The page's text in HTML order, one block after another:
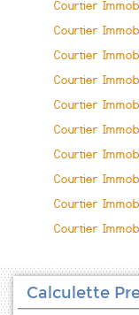
Courtier
Courtier
Courtier
Courtier
Courtier
Courtier
Courtier
Courtier
Courtier
Courtier
Calculette